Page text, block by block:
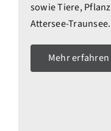
sowie Tiere,
Attersee-Traunsee.
Mehr erfahren